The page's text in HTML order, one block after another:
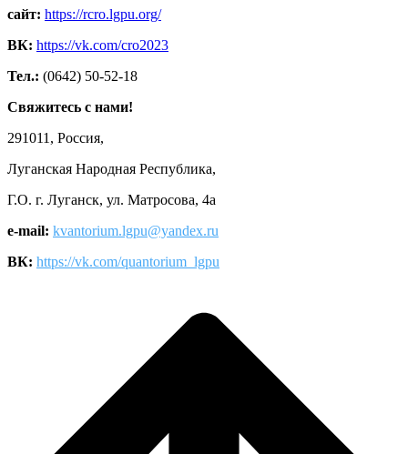
сайт: https://rcro.lgpu.org/
ВК: https://vk.com/cro2023
Тел.: (0642) 50-52-18
Свяжитесь с нами!
291011, Россия,
Луганская Народная Республика,
Г.О. г. Луганск, ул. Матросова, 4а
e-mail: kvantorium.lgpu@yandex.ru
ВК: https://vk.com/quantorium_lgpu